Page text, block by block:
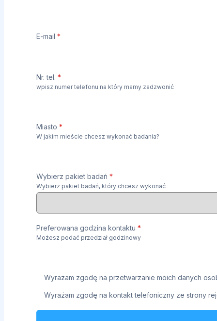
E-mail*
Nr. tel.*
wpisz numer telefonu na który mamy zadzwonić
Miasto*
W jakim mieście chcesz wykonać badania?
Wybierz pakiet badań*
Wybierz pakiet badań, który chcesz wykonać
Preferowana godzina kontaktu*
Możesz podać przedział godzinowy
Wyrażam zgodę na przetwarzanie moich danych
Wyrażam zgodę na kontakt telefoniczny ze strony